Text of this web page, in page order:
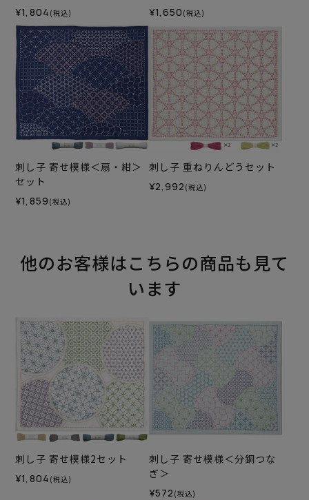
¥1,804 (税込) ¥1,650 (税込)
刺し子 寄せ模様＜扇・紺＞
セット
¥1,859 (税込)
刺し子 重ねりんどうセット
¥2,992 (税込)
他のお客様はこちらの商品も見て
います
刺し子 寄せ模様2セット
¥1,804 (税込)
刺し子 寄せ模様＜分銅つな
ぎ＞
¥572 (税込)